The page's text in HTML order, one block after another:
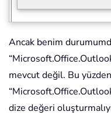
Ancak benim
mevcut değil. Bu
dize değeri